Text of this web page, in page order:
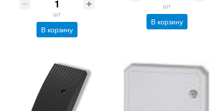
шт
В корзину
шт
В корзину